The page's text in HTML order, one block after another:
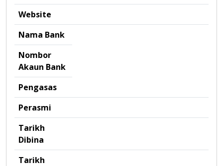
Website
Nama Bank
Nombor
Akaun Bank
Pengasas
Perasmi
Tarikh
Dibina
Tarikh